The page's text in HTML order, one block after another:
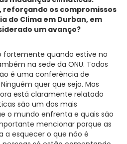
os compromissos
do Clima em Durban, em
um avanço?
fortemente quando estive no
na sede da ONU. Todos
é uma conferência de
quer que seja. Mas
está claramente relatado
são um dos mais
o mundo enfrenta e quais são
mencionar porque as
a esquecer o que não é